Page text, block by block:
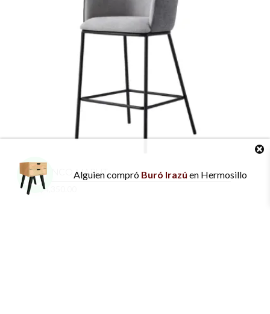
$3,247.00
BANCO MARUT
$4,350.00
Alguiencompró Buró Irazú en Hermosillo